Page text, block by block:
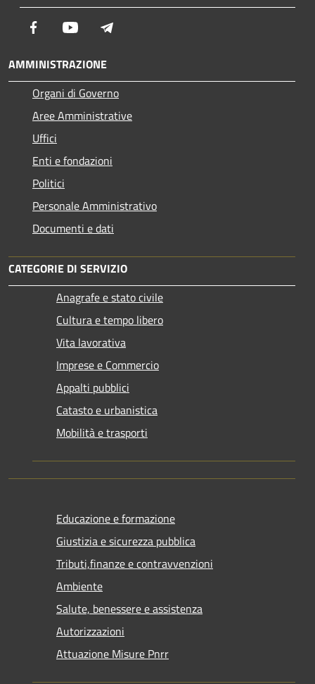
Facebook Youtube
AMMINISTRAZIONE
Organi di Governo
Aree Amministrative
Uffici
Enti e fondazioni
Politici
Personale Amministrativo
Documenti e dati
CATEGORIE DI SERVIZIO
Anagrafe e stato civile
Cultura e tempo libero
Vita lavorativa
Imprese e Commercio
Appalti pubblici
Catasto e urbanistica
Mobilità e trasporti
Educazione e formazione
Giustizia e sicurezza pubblica
Tributi,finanze e contravvenzioni
Ambiente
Salute, benessere e assistenza
Autorizzazioni
Attuazione Misure Pnrr